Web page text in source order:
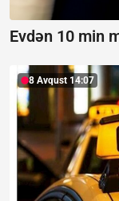
Evdən 10 min
8 Avqust 14:07